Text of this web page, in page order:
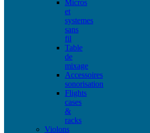
Micros
et
systemes
sans
fil
Table
de
mixage
Accessoires
sonorisation
Flights
cases
&
racks
Violons